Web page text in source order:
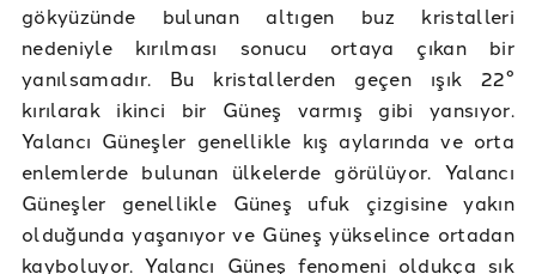
gökyüzünde bulunan altıgen buz kristalleri
nedeniyle kırılması sonucu ortaya çıkan bir
yanılsamadır. Bu kristallerden geçen ışık 22°
kırılarak ikinci bir Güneş varmış gibi yansıyor.
Yalancı Güneşler genellikle kış aylarında ve orta
enlemlerde bulunan ülkelerde görülüyor. Yalancı
Güneşler genellikle Güneş ufuk çizgisine yakın
olduğunda yaşanıyor ve Güneş yükselince ortadan
kayboluyor. Yalancı Güneş fenomeni oldukça sık